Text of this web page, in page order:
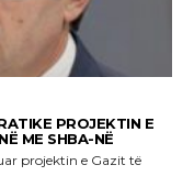
PROJEKTIN E
ME SHBA-NË